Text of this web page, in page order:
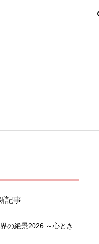
記事
の絶景2026 ～心とき